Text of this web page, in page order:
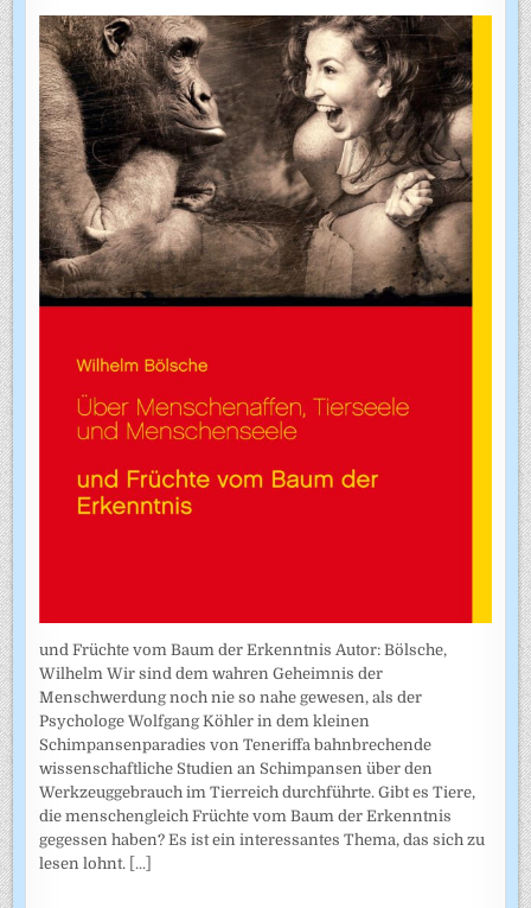
und Früchte vom Baum der Erkenntnis Autor: Bölsche,
Wilhelm Wir sind dem wahren Geheimnis der
Menschwerdung noch nie so nahe gewesen, als der
Psychologe Wolfgang Köhler in dem kleinen
Schimpansenparadies von Teneriffa bahnbrechende
wissenschaftliche Studien an Schimpansen über den
Werkzeuggebrauch im Tierreich durchführte. Gibt es Tiere,
die menschengleich Früchte vom Baum der Erkenntnis
gegessen haben? Es ist ein interessantes Thema, das sich zu
lesen lohnt. [...]